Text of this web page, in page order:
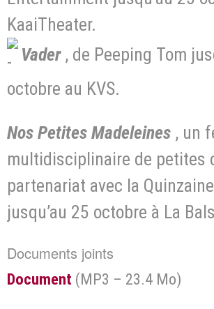
KaaiTheater.
Vader , de Peeping Tom
octobre au KVS.
Nos Petites Madeleines , un
multidisciplinaire de petites
partenariat avec la
jusqu’au 25 octobre à La
Documents joints
Document (MP3 – 23.4 Mo)